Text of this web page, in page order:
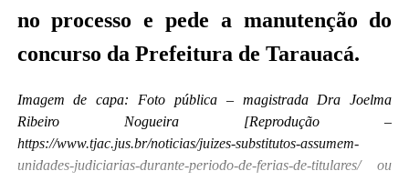
no processo e pede a manutenção do
concurso da Prefeitura de Tarauacá.
Imagem de capa: Foto pública – magistrada Dra Joelma
Ribeiro Nogueira [Reprodução –
https://www.tjac.jus.br/noticias/juizes-substitutos-assumem-
unidades-judiciarias-durante-periodo-de-ferias-de-titulares/ ou